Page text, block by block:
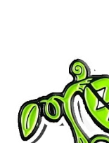
Un sustrato es
físico diferente